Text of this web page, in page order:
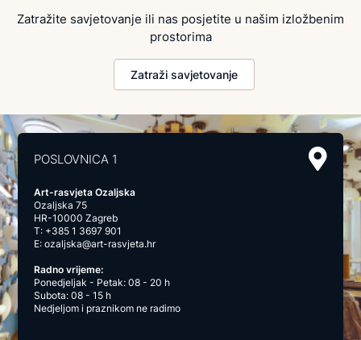
Zatražite savjetovanje ili nas posjetite u našim izložbenim
prostorima
Zatraži savjetovanje
POSLOVNICA 1
Art-rasvjeta Ozaljska
Ozaljska 75
HR-10000 Zagreb
T: +385 1 3697 901
E:ozaljska@art-rasvjeta.hr
Radno vrijeme:
Ponedjeljak - Petak: 08 - 20 h
Subota: 08 - 15 h
Nedjeljom i praznikom ne radimo